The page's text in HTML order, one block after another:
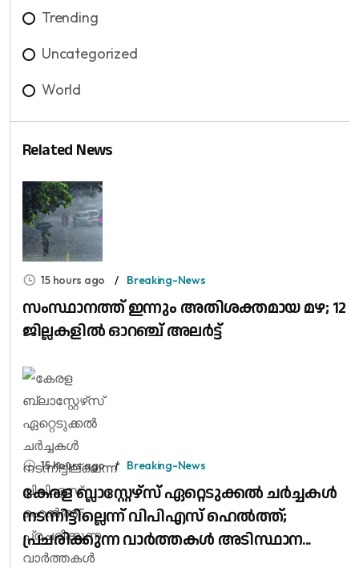
Trending
Uncategorized
World
Related News
15 hours ago Breaking-News
സം​സ്ഥാ​ന​ത്ത് ഇ​ന്നും അ​തി​ശ​ക്ത​മാ​യ മ​ഴ; 12
ജില്ലകളിൽ ഓറഞ്ച് അലർട്ട്
15 hours ago Breaking-News
കേരള ബ്ലാസ്റ്റേഴ്‌സ് ഏറ്റെടുക്കൽ ചർച്ചകൾ
നടന്നിട്ടില്ലെന്ന് വിപിഎസ് ഹെൽത്ത്;
പ്രചരിക്കുന്ന വാർത്തകൾ അടിസ്ഥാന...